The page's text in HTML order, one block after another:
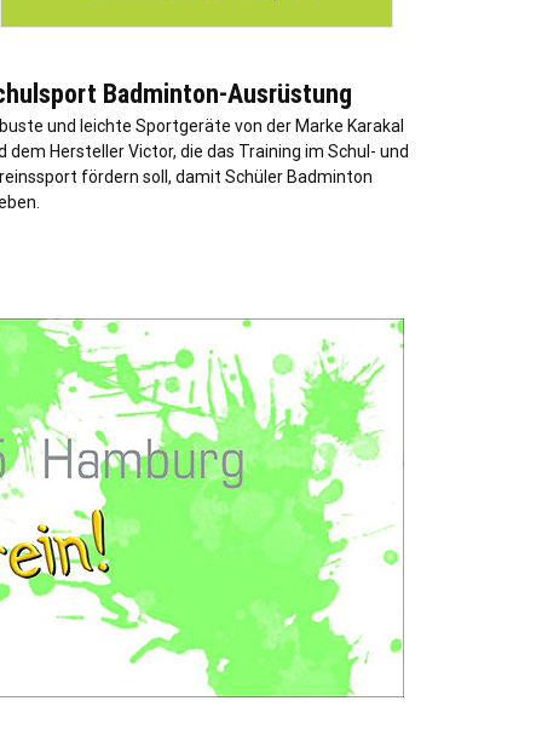
Badminton-Ausrüstung
und leichte Sportgeräte von der Marke Karakal
dem Hersteller Victor, die das Training im Schul- und
fördern soll, damit Schüler Badminton